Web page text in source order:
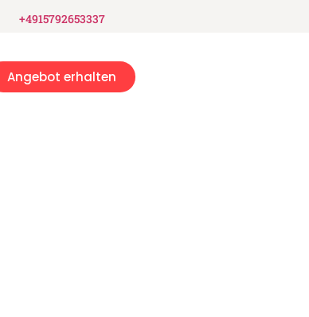
+4915792653337
Angebot erhalten